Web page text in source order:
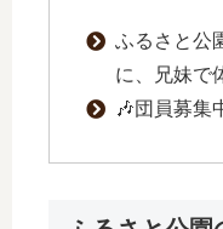
ふるさと公
に、兄妹で
🎶団員募集